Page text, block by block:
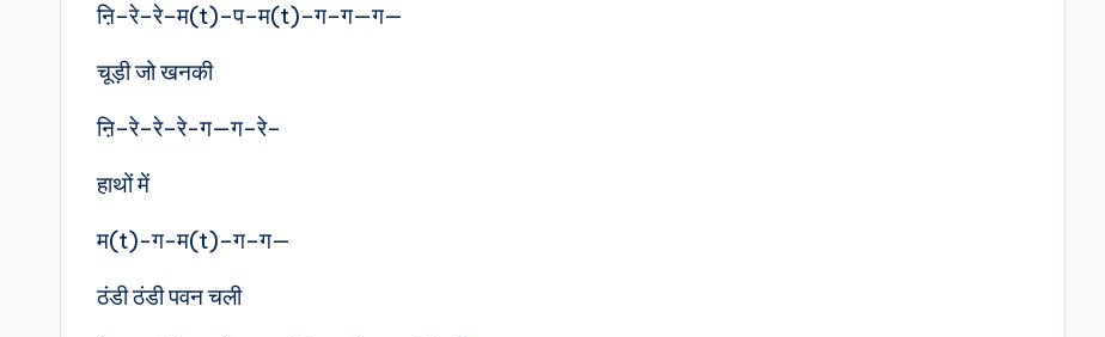
ऩि–रे–रे–म(t)–प–म(t)–ग–ग—ग—
चूड़ी जो खनकी
ऩि–रे–रे–रे-ग—ग–रे–
हाथों में
म(t)-ग-म(t)–ग–ग—
ठंडी ठंडी पवन चली